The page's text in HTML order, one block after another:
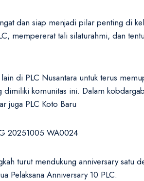
dan siap menjadi pilar penting di
mempererat tali silaturahmi, dan
di PLC Nusantara untuk terus
komunitas ini. Dalam
juga PLC Koto Baru
turut mendukung anniversary satu
Pelaksana Anniversary 10 PLC.